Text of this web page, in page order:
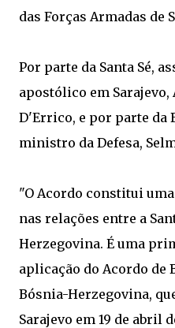
das Forças Armadas de
Por parte da Santa Sé,
apostólico em
D'Errico, e por parte da
ministro da Defesa,
"O Acordo constitui
nas relações entre a
Herzegovina. É uma
aplicação do Acordo de
Bósnia-Herzegovina,
Sarajevo em 19 de abril